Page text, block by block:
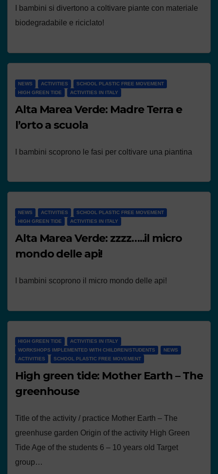
I bambini si divertono a coltivare piante con materiale
biodegradabile e riciclato!
NEWS ACTIVITIES
SCHOOL PLASTIC FREE MOVEMENT
HIGH GREEN TIDE
ACTIVITIES IN ITALY
Alta Marea Verde: Madre Terra e
l’orto a scuola
I bambini scoprono le fasi per coltivare una piantina
NEWS ACTIVITIES
SCHOOL PLASTIC FREE MOVEMENT
HIGH GREEN TIDE
ACTIVITIES IN ITALY
Alta Marea Verde: zzzz…..il micro
mondo delle api!
I bambini scoprono il micro mondo delle api!
HIGH GREEN TIDE
ACTIVITIES IN ITALY
WORKSHOPS IMPLEMENTED WITH CHILDREN/STUDENTS
NEWS
ACTIVITIES
SCHOOL PLASTIC FREE MOVEMENT
High green tide: Mother Earth – The
greenhouse
Title of the activity / practice Mother Earth – The
greenhuse garden Origin of the activity High Green
Tide Age of the students 6 – 10 years old Target
group…